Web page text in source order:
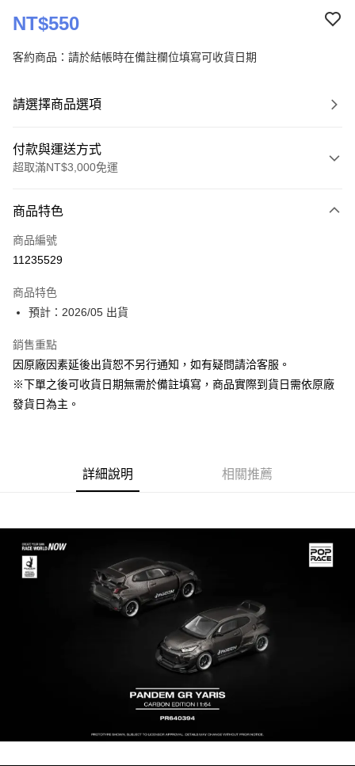
NT$550
客約商品：請於結帳時在備註欄位填寫可收貨日期
請選擇商品選項
付款與運送方式
超取滿NT$3,000免運
信用卡一次付款
超商取貨付款
大哥付你分期
【大哥付你分期使用說明】
1.本服務由台灣大哥大提供，台灣大哥大用戶可立即使用無須另外申請。
流程，驗證手機門號後，選擇欲分期的期數、繳款截止日，確認付款後即完
成交易。
【繳款方式說明】
1.分期款項不併入電信帳單，「大哥付你分期」於每月結算日後寄送繳費提
帳／街口支付／iPASS MONEY」等通路繳費。
【注意事項】
1.本服務係由「台灣大哥大股份有限公司」（以下簡稱本公司）所提供，讓
用戶於交易時，得透過本服務購買商品或服務，並由商店將買賣／分期付款
買賣價金債權讓與本公司後，依約使用本公司帳單繳交帳款。
2.基於同意付款使用「大哥付你分期」之契約關係目的，商店將以您的個人
資料（包含姓名、電話或地址）提供予台灣大哥大進項蒐集、處理及利用，
由本公司與您本人進行分期帳單所需資料之確認、核對及更正。
3.完整用戶服務條款，請詳閱以下連結：https://oppay.tw/userRule
ATM付款
運送方式
預購-付款後全家取貨(舊)
每筆NT$90，滿NT$3,000(含以上)免運費
每筆NT$90，滿NT$3,000(含以上)免運費
預購-付款後7-11取貨(舊)
每筆NT$90，滿NT$3,000(含以上)免運費
每筆NT$120，滿NT$3,000(含以上)免運費
每筆NT$160，滿NT$3,000(含以上)免運費
商品特色
商品編號
11235529
商品特色
預計：2026/05 出貨
銷售重點
因原廠因素延後出貨恕不另行通知，如有疑問請洽客服。
※下單之後可收貨日期無需於備註填寫，商品實際到貨日需依原廠
發貨日為主。
詳細說明 相關推薦